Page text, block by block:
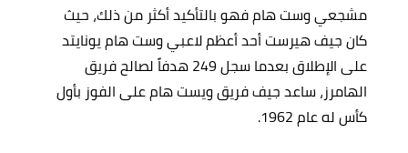
مشجعي وست هام فهو بالتأكيد أكثر من ذلك، حيث
كان جيف هيرست أحد أعظم لاعبي وست هام يونايتد
على الإطلاق بعدما سجل 249 هدفاً لصالح فريق
الهامرز، ساعد جيف فريق ويست هام على الفوز بأول
كأس له عام 1962.